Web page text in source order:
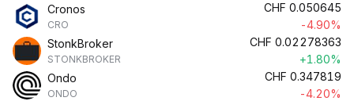
Cronos
CRO
CHF 0.050645
-4.90%
StonkBroker
STONKBROKER
CHF 0.02278363
+1.80%
Ondo
ONDO
CHF 0.347819
-4.20%